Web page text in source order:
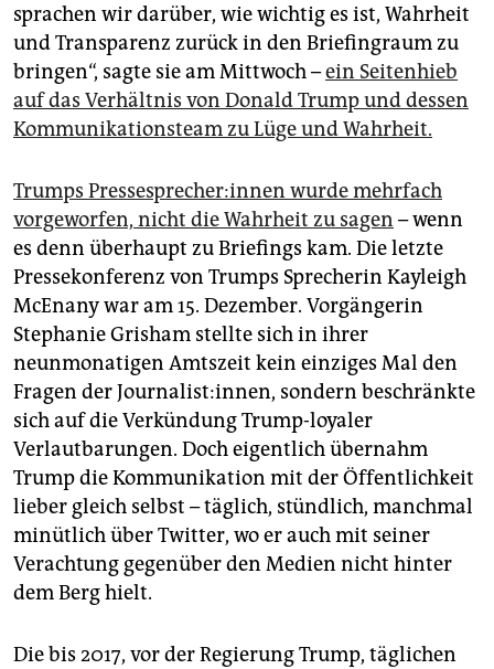
sprachen wir darüber, wie wichtig es ist, Wahrheit
und Transparenz zurück in den Briefingraum zu
bringen“, sagte sie am Mittwoch –ein Seitenhieb
auf das Verhältnis von Donald Trump und dessen
Kommunikationsteam zu Lüge und Wahrheit.
Trumps Pres­se­spre­che­r:in­nen wurde mehrfach
vorgeworfen, nicht die Wahrheit zu sagen – wenn
es denn überhaupt zu Briefings kam. Die letzte
Pressekonferenz von Trumps Sprecherin Kayleigh
McEnany war am 15. Dezember. Vorgängerin
Stephanie Grisham stellte sich in ihrer
neunmonatigen Amtszeit kein einziges Mal den
Fragen der Journalist:innen, sondern beschränkte
sich auf die Verkündung Trump-loyaler
Verlautbarungen. Doch eigentlich übernahm
Trump die Kommunikation mit der Öffentlichkeit
lieber gleich selbst – täglich, stündlich, manchmal
minütlich über Twitter, wo er auch mit seiner
Verachtung gegenüber den Medien nicht hinter
dem Berg hielt.
Die bis 2017, vor der Regierung Trump, täglichen